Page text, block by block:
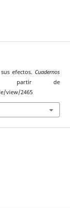
efectos.Cuadernos
partir de
view/2465